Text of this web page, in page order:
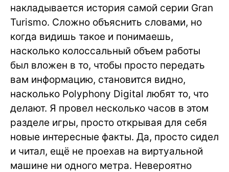
накладывается история самой серии Gran
Turismo. Сложно объяснить словами, но
когда видишь такое и понимаешь,
насколько колоссальный объем работы
был вложен в то, чтобы просто передать
вам информацию, становится видно,
насколько Polyphony Digital любят то, что
делают. Я провел несколько часов в этом
разделе игры, просто открывая для себя
новые интересные факты. Да, просто сидел
и читал, ещё не проехав на виртуальной
машине ни одного метра. Невероятно